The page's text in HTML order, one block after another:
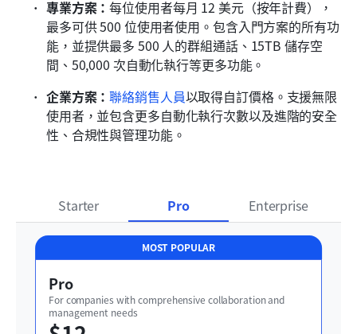
專業方案：每位使用者每月 12 美元（按年計費），
最多可供 500 位使用者使用。包含入門方案的所有功
能，並提供最多 500 人的群組通話、15TB 儲存空
間、50,000 次自動化執行等更多功能。
企業方案：聯絡銷售人員以取得自訂價格。支援無限
使用者，並包含更多自動化執行次數以及進階的安全
性、合規性與管理功能。
Starter Pro Enterprise
MOST POPULAR
Pro
For companies with comprehensive collaboration and
management needs